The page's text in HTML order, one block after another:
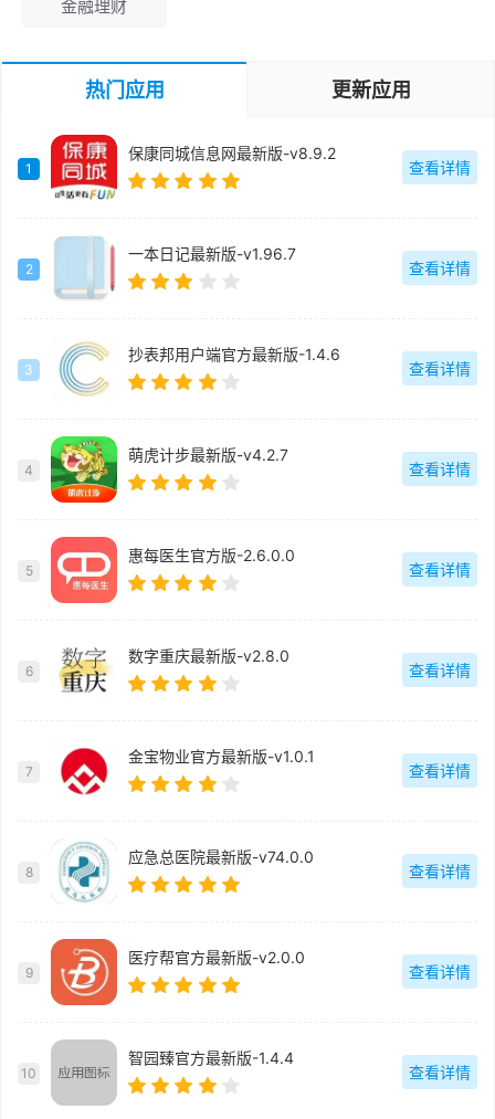
金融理财
热门应用 更新应用
1
保康同城信息网最新版-v8.9.2
查看详情
2
一本日记最新版-v1.96.7
查看详情
3
抄表邦用户端官方最新版-1.4.6
查看详情
4
萌虎计步最新版-v4.2.7
查看详情
5
惠每医生官方版-2.6.0.0
查看详情
6
数字重庆最新版-v2.8.0
查看详情
7
金宝物业官方最新版-v1.0.1
查看详情
8
应急总医院最新版-v74.0.0
查看详情
9
医疗帮官方最新版-v2.0.0
查看详情
10
智园臻官方最新版-1.4.4
查看详情